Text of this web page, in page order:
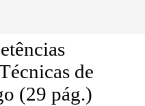
de
(29 pág.)